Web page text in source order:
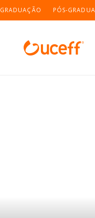
GRADUAÇÃO PÓS-